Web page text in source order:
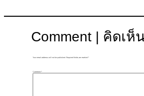
Comment | คิดเห็
Your email address will not be published. Required fields are marked *
Comment *